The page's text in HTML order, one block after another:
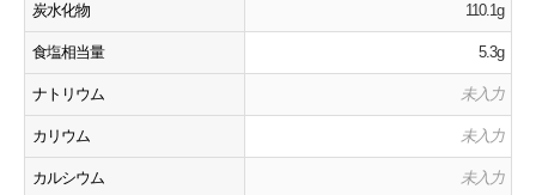
炭水化物 110.1g
食塩相当量 5.3g
ナトリウム 未入力
カリウム 未入力
カルシウム 未入力